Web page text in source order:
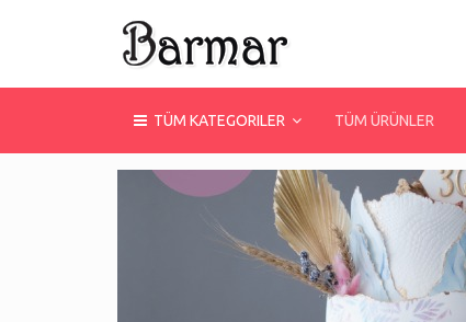
TÜM KATEGORILER TÜM ÜRÜNLER